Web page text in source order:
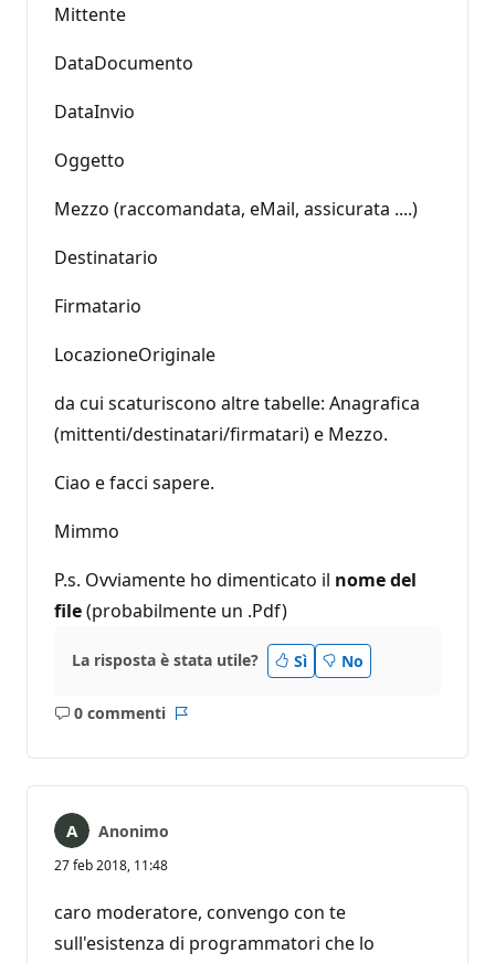
Mittente
DataDocumento
DataInvio
Oggetto
Mezzo (raccomandata, eMail, assicurata ....)
Destinatario
Firmatario
LocazioneOriginale
da cui scaturiscono altre tabelle: Anagrafica
(mittenti/destinatari/firmatari) e Mezzo.
Ciao e facci sapere.
Mimmo
P.s. Ovviamente ho dimenticato il nome del
file(probabilmente un .Pdf)
La risposta è stata utile? Sì No
0 commenti
Nessun
Anonimo
27 feb 2018, 11:48
caro moderatore, convengo con te
sull'esistenza di programmatori che lo